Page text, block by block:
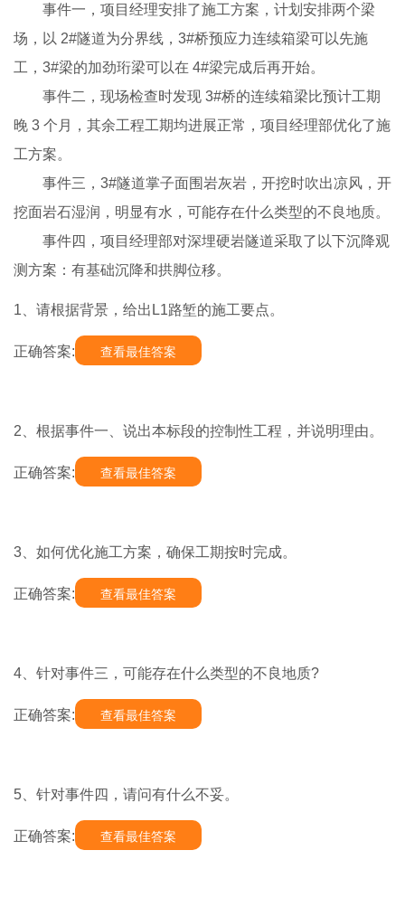
事件一，项目经理安排了施工方案，计划安排两个梁
场，以 2#隧道为分界线，3#桥预应力连续箱梁可以先施
工，3#梁的加劲珩梁可以在 4#梁完成后再开始。
事件二，现场检查时发现 3#桥的连续箱梁比预计工期
晚 3 个月，其余工程工期均进展正常，项目经理部优化了施
工方案。
事件三，3#隧道掌子面围岩灰岩，开挖时吹出凉风，开
挖面岩石湿润，明显有水，可能存在什么类型的不良地质。
事件四，项目经理部对深埋硬岩隧道采取了以下沉降观
测方案：有基础沉降和拱脚位移。
1、请根据背景，给出L1路堑的施工要点。
正确答案: 查看最佳答案
2、根据事件一、说出本标段的控制性工程，并说明理由。
正确答案: 查看最佳答案
3、如何优化施工方案，确保工期按时完成。
正确答案: 查看最佳答案
4、针对事件三，可能存在什么类型的不良地质?
正确答案: 查看最佳答案
5、针对事件四，请问有什么不妥。
正确答案: 查看最佳答案